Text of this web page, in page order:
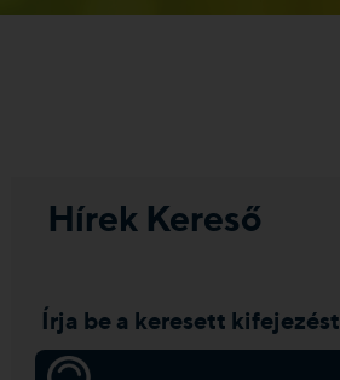
Hírek Kereső
Írja be a keresett kifejezést